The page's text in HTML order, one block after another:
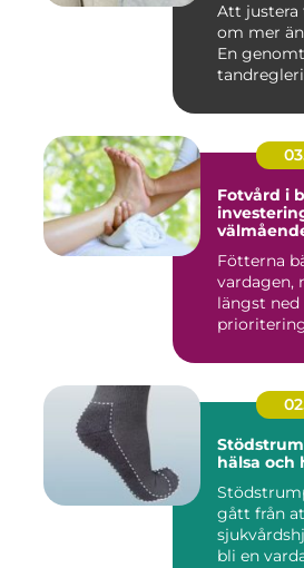
Att justera
om mer
En
Fotvård i
Fötterna
vardagen,
längst ned
Stödstrumpor
hälsa och
gått från
bli en